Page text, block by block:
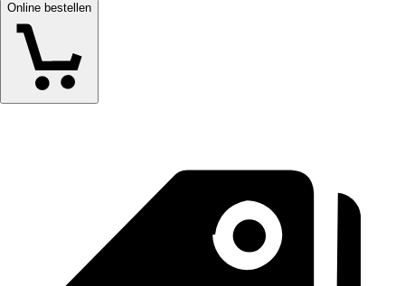
Online bestellen